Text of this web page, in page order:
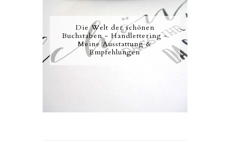
Die Welt der schönen
Buchstaben - Handlettering -
Meine Ausstattung &
Empfehlungen